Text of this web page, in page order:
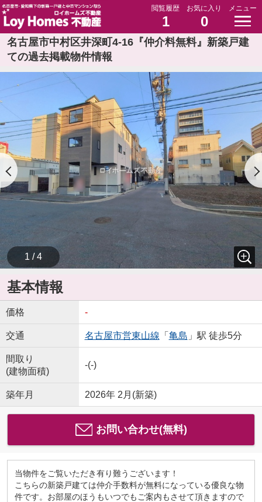
閲覧履歴
1
お気に入り
0
メニュー
名古屋市中村区井深町4-16『仲介料無料』新築戸建
ての過去掲載物件情報
1 / 4
基本情報
価格 -
交通 名古屋市営東山線 「 亀島 」駅 徒歩5分
間取り
(建物面積)
-(-)
築年月 2026年 2月(新築)
お問い合わせ(無料)
当物件をご覧いただき有り難うございます！
こちらの新築戸建ては仲介手数料が無料になっている優良な物
件です。お部屋のほうもいつでもご案内もさせて頂きますので